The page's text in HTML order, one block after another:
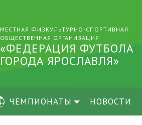
МЕСТНАЯ ФИЗКУЛЬТУРНО-СПОРТИВНАЯ
ОБЩЕСТВЕННАЯ ОРГАНИЗАЦИЯ
«ФЕДЕРАЦИЯ ФУТБОЛА
ГОРОДА ЯРОСЛАВЛЯ»
ЧЕМПИОНАТЫ НОВОСТИ